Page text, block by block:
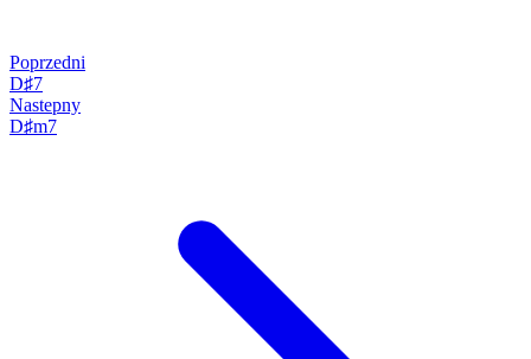
Poprzedni
D♯7
Nastepny
D♯m7